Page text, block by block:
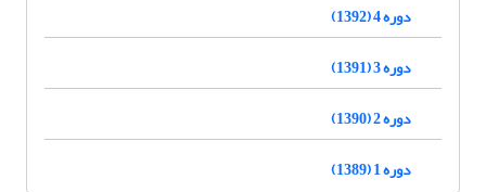
دوره 4 (1392)
دوره 3 (1391)
دوره 2 (1390)
دوره 1 (1389)